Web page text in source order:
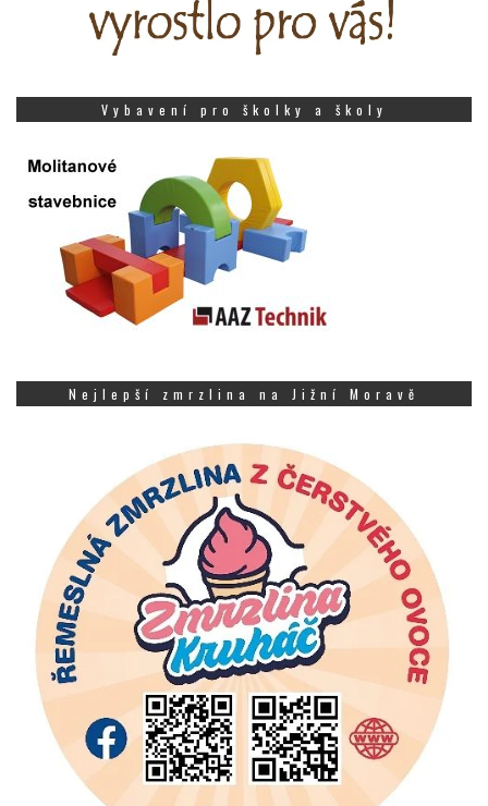
Vybavení pro školky a školy
Nejlepší zmrzlina na Jižní Moravě